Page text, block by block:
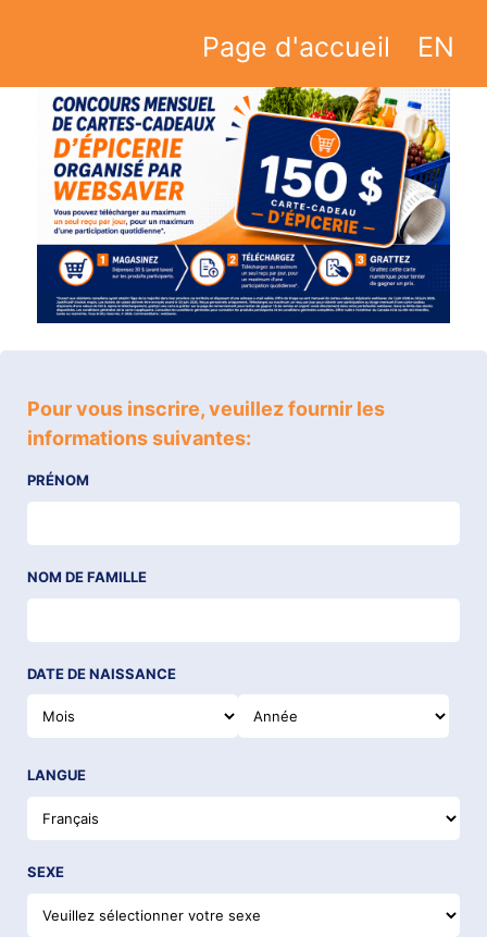
Page d'accueil EN
Pour vous inscrire, veuillez fournir les
informations suivantes:
PRÉNOM
NOM DE FAMILLE
DATE DE NAISSANCE
LANGUE
SEXE